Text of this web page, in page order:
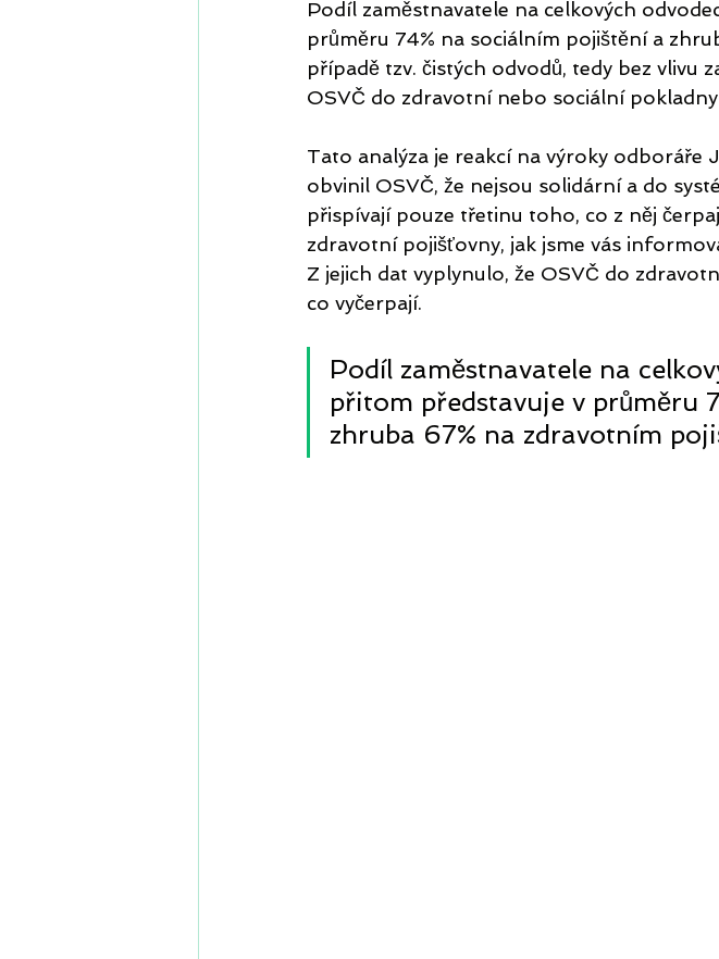
Podíl zaměstnavatele na celkových
průměru 74% na sociálním pojištění a
případě tzv. čistých odvodů, tedy bez vlivu
OSVČ do zdravotní nebo sociální
Tato analýza je reakcí na výroky odboráře
obvinil OSVČ, že nejsou solidární a do
přispívají pouze třetinu toho, co z něj
zdravotní pojišťovny, jak jsme vás
Z jejich dat vyplynulo, že OSVČ do
co vyčerpají.
Podíl zaměstnavatele na
přitom představuje v průměru
zhruba 67% na zdravotním